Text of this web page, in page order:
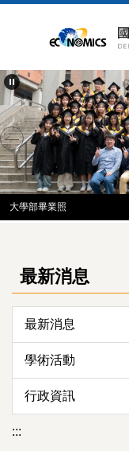
要
內
容
區
大學部畢業照
最新消息
最新消息
學術活動
行政資訊
:::